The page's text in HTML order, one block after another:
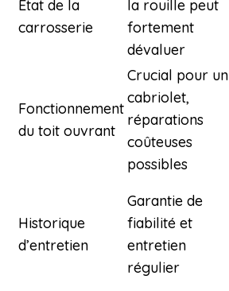
État de la
carrosserie
la rouille peut
fortement
dévaluer
Fonctionnement
du toit ouvrant
Crucial pour un
cabriolet,
réparations
coûteuses
possibles
Historique
d’entretien
Garantie de
fiabilité et
entretien
régulier